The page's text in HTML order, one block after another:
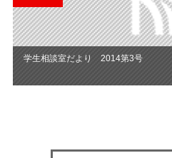
学生相談室だより 2014第3号